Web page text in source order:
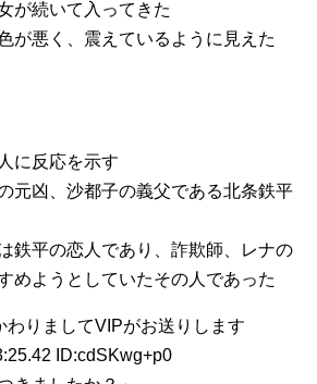
が続いて入ってきた
が悪く、震えているように見えた
に反応を示す
元凶、沙都子の義父である北条鉄平
鉄平の恋人であり、詐欺師、レナの
めようとしていたその人であった
わりましてVIPがお送りします
ID:cdSKwg+p0